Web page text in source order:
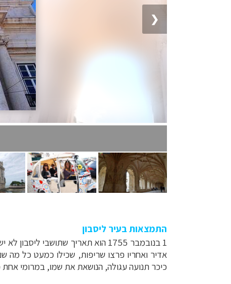
❮
התמצאות בעיר ליסבון
1 בנובמבר 1755 הוא תאריך
אדיר ואחריו פרצו שריפות, שכילו כמעט כל מה
כיכר תנועה עגולה, הנושאת את שמו, במרומי